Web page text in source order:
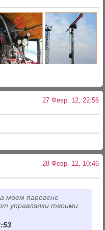
27 Февр. 12, 22:56
28 Февр. 12, 10:46
моем парогене
управлялки твоими